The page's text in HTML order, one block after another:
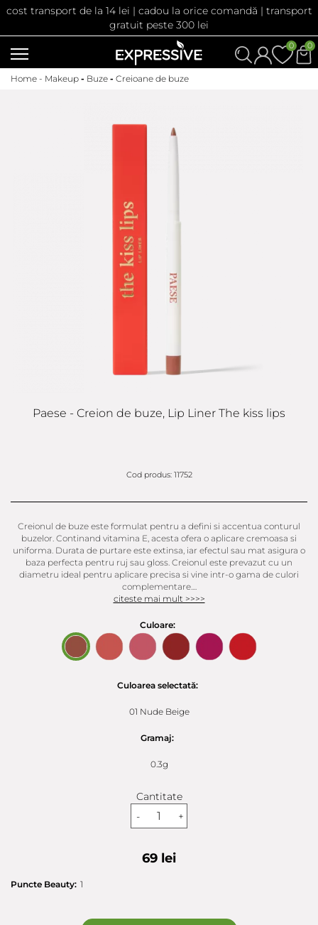
cost transport de la 14 lei | cadou la orice comandă | transport
gratuit peste 300 lei
0
0
Home - Makeup - Buze - Creioane de buze
Paese - Creion de buze, Lip Liner The kiss lips
Cod produs: 11752
Creionul de buze este formulat pentru a defini si accentua conturul
buzelor. Continand vitamina E, acesta ofera o aplicare cremoasa si
uniforma. Durata de purtare este extinsa, iar efectul sau mat asigura o
baza perfecta pentru ruj sau gloss. Creionul este prevazut cu un
diametru ideal pentru aplicare precisa si vine intr-o gama de culori
complementare....
citeste mai mult >>>>
Culoare:
Culoarea selectată:
01 Nude Beige
Gramaj:
0.3g
Cantitate
-
+
69 lei
Puncte Beauty: 1